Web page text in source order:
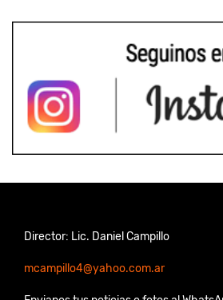
Director: Lic. Daniel Campillo
mcampillo4@yahoo.com.ar